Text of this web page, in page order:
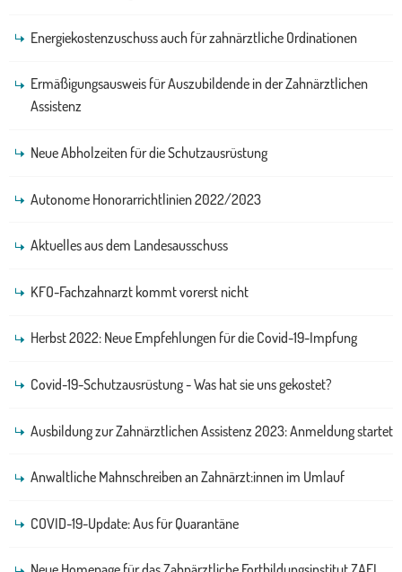
Energiekostenzuschuss auch für zahnärztliche Ordinationen
Ermäßigungsausweis für Auszubildende in der Zahnärztlichen
Assistenz
Neue Abholzeiten für die Schutzausrüstung
Autonome Honorarrichtlinien 2022/2023
Aktuelles aus dem Landesausschuss
KFO-Fachzahnarzt kommt vorerst nicht
Herbst 2022: Neue Empfehlungen für die Covid-19-Impfung
Covid-19-Schutzausrüstung - Was hat sie uns gekostet?
Ausbildung zur Zahnärztlichen Assistenz 2023: Anmeldung startet
Anwaltliche Mahnschreiben an Zahnärzt:innen im Umlauf
COVID-19-Update: Aus für Quarantäne